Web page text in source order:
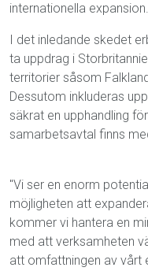
internationella expansion.
I det inledande skedet
ta uppdrag i
territorier såsom
Dessutom inkluderas
säkrat en upphandling
samarbetsavtal finns
"Vi ser en enorm
möjligheten att
kommer vi hantera en
med att verksamheten
att omfattningen av vårt